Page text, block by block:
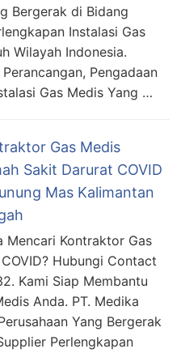
Bergerak di Bidang
Instalasi Gas
Wilayah Indonesia.
Pengadaan
Gas Medis Yang …
Gas Medis
Sakit Darurat COVID
Mas Kalimantan
Mencari Kontraktor Gas
Hubungi Contact
Kami Siap Membantu
Anda. PT. Medika
Yang Bergerak
Perlengkapan